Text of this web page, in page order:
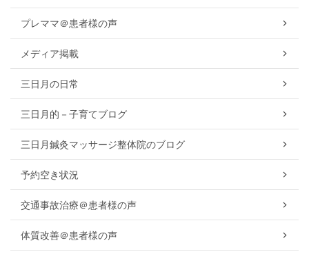
プレママ＠患者様の声
メディア掲載
三日月の日常
三日月的－子育てブログ
三日月鍼灸マッサージ整体院のブログ
予約空き状況
交通事故治療＠患者様の声
体質改善＠患者様の声